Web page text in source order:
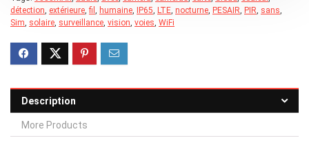
détection extérieure ,fil humaine IP65 LTE nocturne PESAIR PIR sans
Sim solaire surveillance vision voies WiFi
Description
More Products